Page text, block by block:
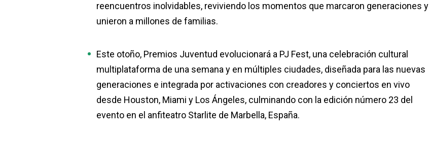
reencuentros inolvidables, reviviendo los momentos que marcaron generaciones y
unieron a millones de familias.
Este otoño, Premios Juventud evolucionará a PJ Fest, una celebración cultural
multiplataforma de una semana y en múltiples ciudades, diseñada para las nuevas
generaciones e integrada por activaciones con creadores y conciertos en vivo
desde Houston, Miami y Los Ángeles, culminando con la edición número 23 del
evento en el anfiteatro Starlite de Marbella, España.